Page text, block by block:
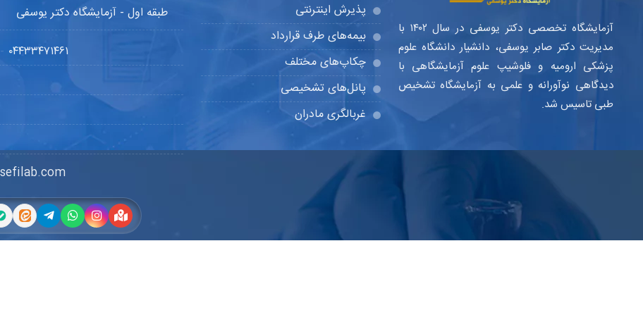
آزمایشگاه تخصصی دکتر یوسفی در سال ۱۴۰۲ با
مدیریت دکتر صابر یوسفی، دانشیار دانشگاه علوم
پزشکی ارومیه و فلوشیپ علوم آزمایشگاهی با
دیدگاهی نوآورانه و علمی به آزمایشگاه تشخیص
طبی تاسیس شد.
پذیرش اینترنتی
بیمه‌های طرف قرارداد
چکاپ‌های مختلف
پانل‌های تشخیصی
غربالگری مادران
طبقه اول - آزمایشگاه دکتر یوسفی
- ۰۴۴۳۳۴۷۱۴۶۱